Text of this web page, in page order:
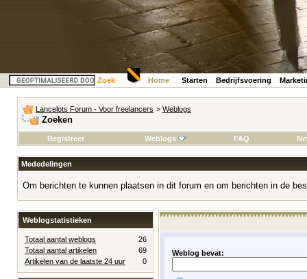
Zoek Home Starten Bedrijfsvoering
Lancelots Forum - Voor freelancers > Weblogs
Zoeken
Registreer Weblogs FAQ
Mededelingen
Om berichten te kunnen plaatsen in dit forum en om berichten in de
Weblog bevat:
Weblogstatistieken
Totaal aantal weblogs
26
Totaal aantal artikelen
69
Artikelen van de laatste 24 uur
0